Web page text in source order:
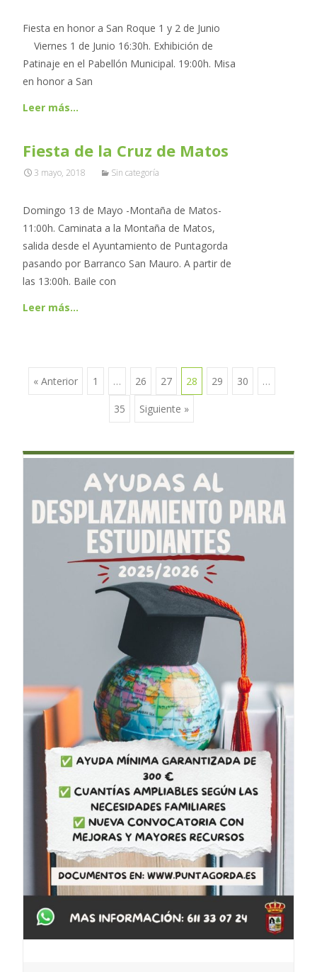
Fiesta en honor a San Roque 1 y 2 de Junio
Viernes 1 de Junio 16:30h. Exhibición de
Patinaje en el Pabellón Municipal. 19:00h. Misa
en honor a San
Leer más…
Fiesta de la Cruz de Matos
3 mayo, 2018 Sin categoría
Domingo 13 de Mayo -Montaña de Matos-
11:00h. Caminata a la Montaña de Matos,
salida desde el Ayuntamiento de Puntagorda
pasando por Barranco San Mauro. A partir de
las 13:00h. Baile con
Leer más…
Ir a las entradas
« Anterior 1 … 26 27 28 29 30 …
35 Siguiente »